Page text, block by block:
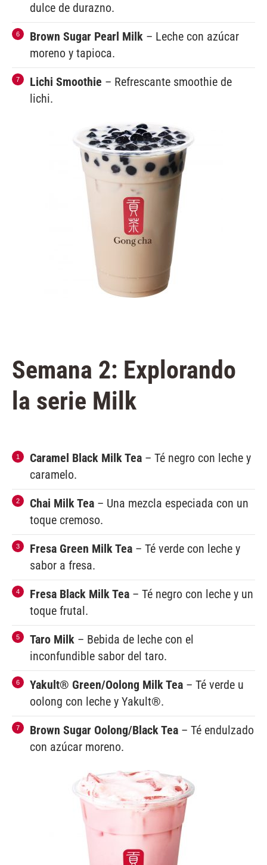
dulce de durazno.
Brown Sugar Pearl Milk – Leche con azúcar
moreno y tapioca.
Lichi Smoothie – Refrescante smoothie de
lichi.
Semana 2: Explorando
la serie Milk
Caramel Black Milk Tea – Té negro con leche y
caramelo.
Chai Milk Tea – Una mezcla especiada con un
toque cremoso.
Fresa Green Milk Tea – Té verde con leche y
sabor a fresa.
Fresa Black Milk Tea – Té negro con leche y un
toque frutal.
Taro Milk – Bebida de leche con el
inconfundible sabor del taro.
Yakult® Green/Oolong Milk Tea – Té verde u
oolong con leche y Yakult®.
Brown Sugar Oolong/Black Tea – Té endulzado
con azúcar moreno.